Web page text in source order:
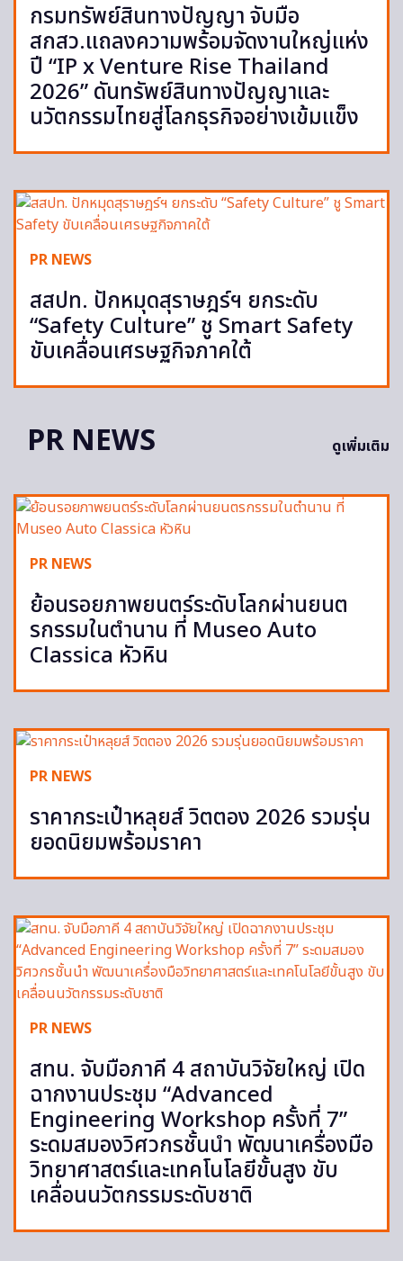
กรมทรัพย์สินทางปัญญา จับมือ
สกสว.แถลงความพร้อมจัดงานใหญ่แห่ง
ปี “IP x Venture Rise Thailand
2026” ดันทรัพย์สินทางปัญญาและ
นวัตกรรมไทยสู่โลกธุรกิจอย่างเข้มแข็ง
PR NEWS
สสปท. ปักหมุดสุราษฎร์ฯ ยกระดับ
“Safety Culture” ชู Smart Safety
ขับเคลื่อนเศรษฐกิจภาคใต้
PR NEWS ดูเพิ่มเติม
PR NEWS
ย้อนรอยภาพยนตร์ระดับโลกผ่านยนต
รกรรมในตำนาน ที่ Museo Auto
Classica หัวหิน
PR NEWS
ราคากระเป๋าหลุยส์ วิตตอง 2026 รวมรุ่น
ยอดนิยมพร้อมราคา
PR NEWS
สทน. จับมือภาคี 4 สถาบันวิจัยใหญ่ เปิด
ฉากงานประชุม “Advanced
Engineering Workshop ครั้งที่ 7”
ระดมสมองวิศวกรชั้นนำ พัฒนาเครื่องมือ
วิทยาศาสตร์และเทคโนโลยีขั้นสูง ขับ
เคลื่อนนวัตกรรมระดับชาติ